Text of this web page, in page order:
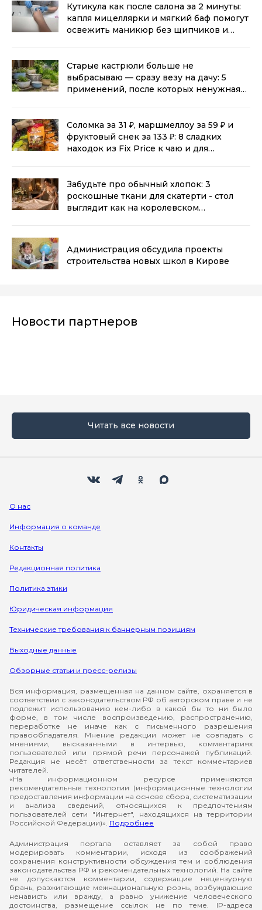
Кутикула как после салона за 2 минуты:
капля мицеллярки и мягкий баф помогут
освежить маникюр без щипчиков и
Старые кастрюли больше не
выбрасываю — сразу везу на дачу: 5
применений, после которых ненужная
Соломка за 31 ₽, маршмеллоу за 59 ₽ и
фруктовый снек за 133 ₽: 8 сладких
находок из Fix Price к чаю и для
Забудьте про обычный хлопок: 3
роскошные ткани для скатерти - стол
выглядит как на королевском
Администрация обсудила проекты
строительства новых школ в Кирове
Новости партнеров
Читать все новости
О нас
Информация о команде
Контакты
Редакционная политика
Политика этики
Юридическая информация
Технические требования к баннерным позициям
Выходные данные
Обзорные статьи и пресс-релизы
Вся информация, размещенная на данном сайте, охраняется в
соответствии с законодательством РФ об авторском праве и не
подлежит использованию кем-либо в какой бы то ни было
форме, в том числе воспроизведению, распространению,
переработке не иначе как с письменного разрешения
правообладателя. Мнение редакции может не совпадать с
мнениями, высказанными в интервью, комментариях
пользователей или прямой речи персонажей публикаций.
Редакция не несёт ответственности за текст комментариев
читателей.
«На информационном ресурсе применяются
рекомендательные технологии (информационные технологии
предоставления информации на основе сбора, систематизации
и анализа сведений, относящихся к предпочтениям
пользователей сети "Интернет", находящихся на территории
Российской Федерации)». Подробнее
Администрация портала оставляет за собой право
модерировать комментарии, исходя из соображений
сохранения конструктивности обсуждения тем и соблюдения
законодательства РФ и рекомендательных технологий. На сайте
не допускаются комментарии, содержащие нецензурную
брань, разжигающие межнациональную рознь, возбуждающие
ненависть или вражду, а равно унижение человеческого
достоинства, размещение ссылок не по теме. IP-адреса